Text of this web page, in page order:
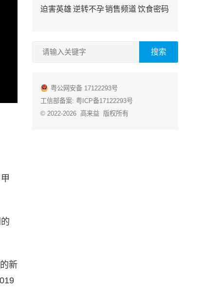
新
迫害英雄 逆转不孕销售频道饮食密码
搜索
粤公网安备 17122293号
工信部备案: 粤ICP备17122293号
© 2022-2026 高来益 版权所有